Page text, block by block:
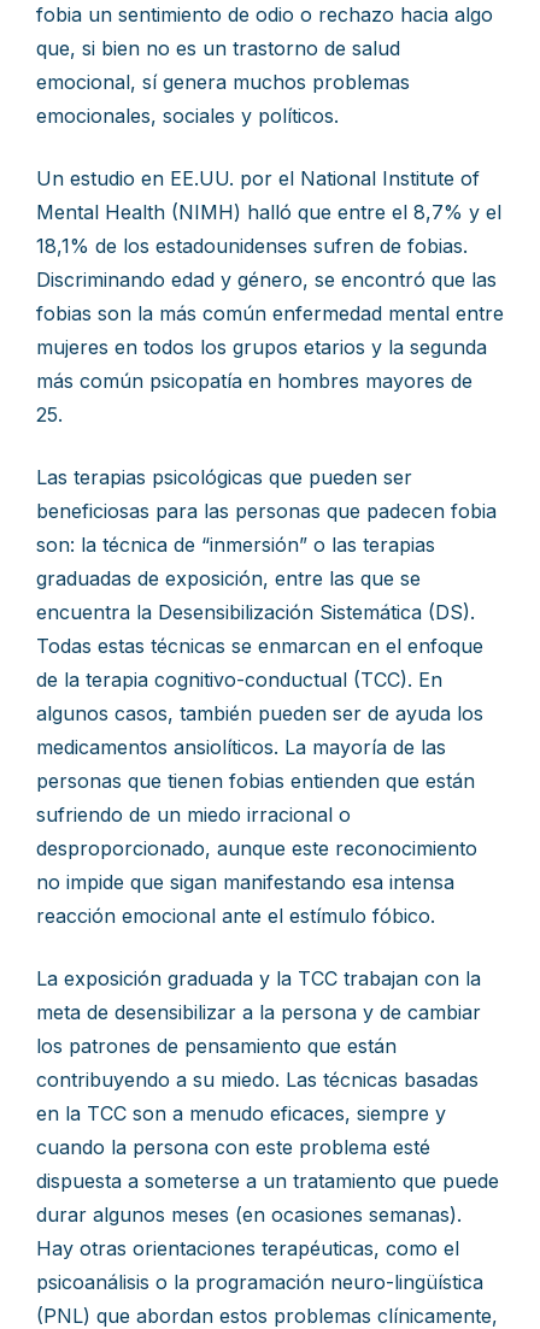
fobia un sentimiento de odio o rechazo hacia algo
que, si bien no es un trastorno de salud
emocional, sí genera muchos problemas
emocionales, sociales y políticos.
Un estudio en EE.UU. por el National Institute of
Mental Health (NIMH) halló que entre el 8,7% y el
18,1% de los estadounidenses sufren de fobias.
Discriminando edad y género, se encontró que las
fobias son la más común enfermedad mental entre
mujeres en todos los grupos etarios y la segunda
más común psicopatía en hombres mayores de
25.
Las terapias psicológicas que pueden ser
beneficiosas para las personas que padecen fobia
son: la técnica de “inmersión” o las terapias
graduadas de exposición, entre las que se
encuentra la Desensibilización Sistemática (DS).
Todas estas técnicas se enmarcan en el enfoque
de la terapia cognitivo-conductual (TCC). En
algunos casos, también pueden ser de ayuda los
medicamentos ansiolíticos. La mayoría de las
personas que tienen fobias entienden que están
sufriendo de un miedo irracional o
desproporcionado, aunque este reconocimiento
no impide que sigan manifestando esa intensa
reacción emocional ante el estímulo fóbico.
La exposición graduada y la TCC trabajan con la
meta de desensibilizar a la persona y de cambiar
los patrones de pensamiento que están
contribuyendo a su miedo. Las técnicas basadas
en la TCC son a menudo eficaces, siempre y
cuando la persona con este problema esté
dispuesta a someterse a un tratamiento que puede
durar algunos meses (en ocasiones semanas).
Hay otras orientaciones terapéuticas, como el
psicoanálisis o la programación neuro-lingüística
(PNL) que abordan estos problemas clínicamente,